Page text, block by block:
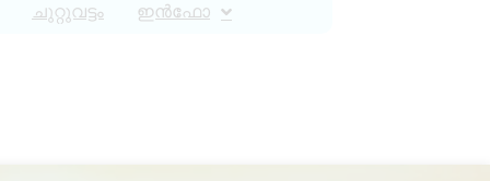
ചുറ്റുവട്ടം ഇൻഫോ